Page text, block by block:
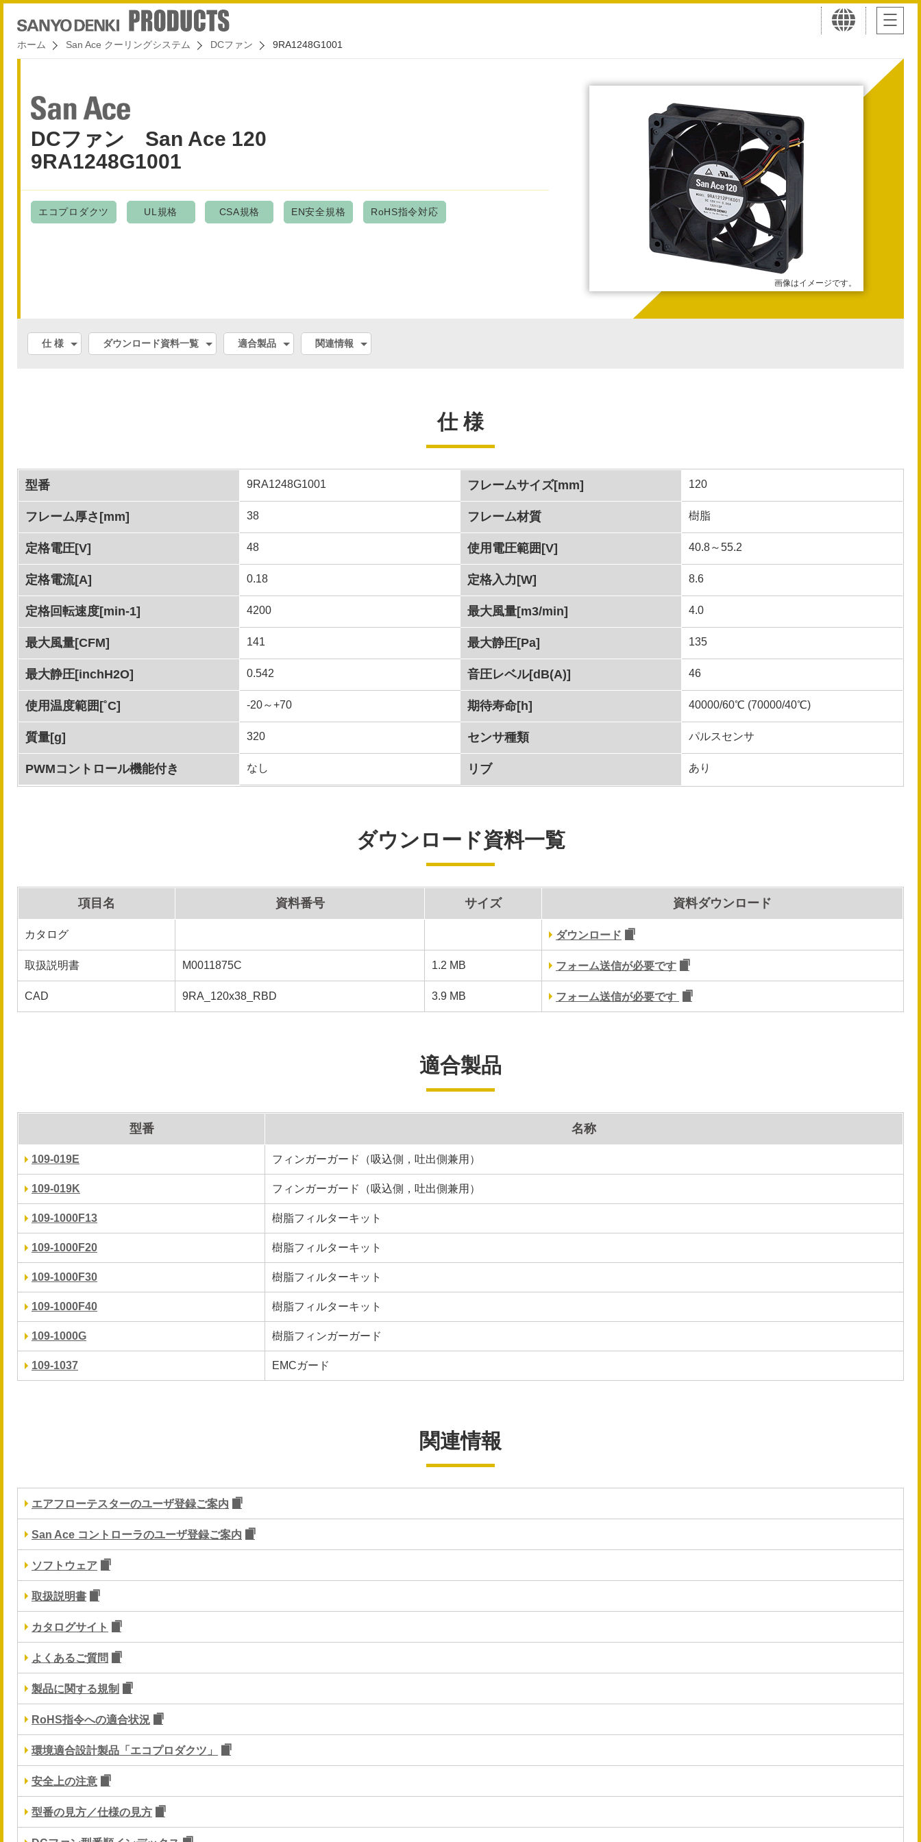
ホーム San Ace クーリングシステム DCファン 9RA1248G1001
DCファン San Ace 120
9RA1248G1001
エコプロダクツ UL規格 CSA規格 EN安全規格 RoHS指令対応
画像はイメージです。
仕 様 ダウンロード資料一覧 適合製品 関連情報
仕 様
型番 9RA1248G1001 フレームサイズ[mm] 120
フレーム厚さ[mm] 38 フレーム材質 樹脂
定格電圧[V] 48 使用電圧範囲[V] 40.8～55.2
定格電流[A] 0.18 定格入力[W] 8.6
定格回転速度[min-1] 4200 最大風量[m3/min] 4.0
最大風量[CFM] 141 最大静圧[Pa] 135
最大静圧[inchH2O] 0.542 音圧レベル[dB(A)] 46
使用温度範囲[˚C] -20～+70 期待寿命[h] 40000/60℃ (70000/40℃)
質量[g] 320 センサ種類 パルスセンサ
PWMコントロール機能付き なし リブ あり
ダウンロード資料一覧
項目名 資料番号 サイズ 資料ダウンロード
カタログ ダウンロード
取扱説明書 M0011875C 1.2 MB フォーム送信が必要です
CAD 9RA_120x38_RBD 3.9 MB フォーム送信が必要です
適合製品
型番 名称
109-019E フィンガーガード（吸込側，吐出側兼用）
109-019K フィンガーガード（吸込側，吐出側兼用）
109-1000F13 樹脂フィルターキット
109-1000F20 樹脂フィルターキット
109-1000F30 樹脂フィルターキット
109-1000F40 樹脂フィルターキット
109-1000G 樹脂フィンガーガード
109-1037 EMCガード
関連情報
エアフローテスターのユーザ登録ご案内
San Ace コントローラのユーザ登録ご案内
ソフトウェア
取扱説明書
カタログサイト
よくあるご質問
製品に関する規制
RoHS指令への適合状況
環境適合設計製品「エコプロダクツ」
安全上の注意
型番の見方／仕様の見方